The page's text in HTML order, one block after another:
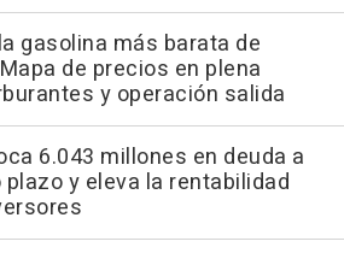
gasolina más barata de
de precios en plena
y operación salida
6.043 millones en deuda a
y eleva la rentabilidad